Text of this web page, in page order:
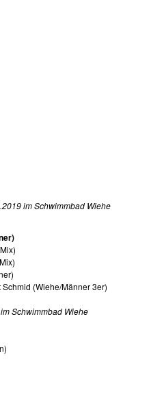
im Schwimmbad Wiehe
(Wiehe/Männer 3er)
Schwimmbad Wiehe